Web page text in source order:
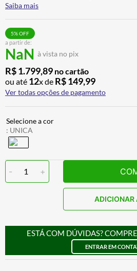
Saiba mais
a partir de:
NaN à vista no pix
5% OFF
R$1.799,89 no cartão
ou até 12x de R$149,99
Ver todas opções de pagamento
: UNICA
- 1 +
ADICIONAR
ESTÁ COM DÚVIDAS?
ENTRAR EM
8º ALPINESTAR
9º
10º